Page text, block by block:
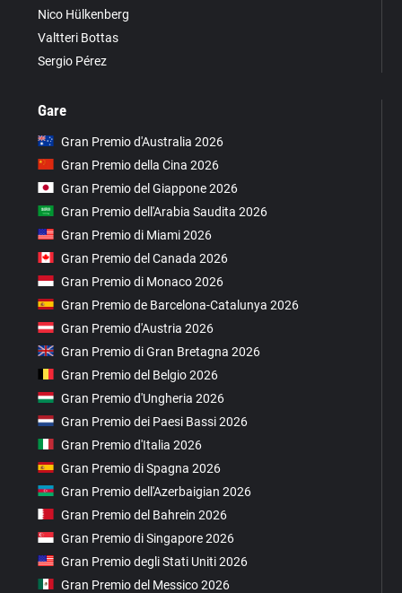
Nico Hülkenberg
Valtteri Bottas
Sergio Pérez
Gare
Gran Premio d'Australia 2026
Gran Premio della Cina 2026
Gran Premio del Giappone 2026
Gran Premio dell'Arabia Saudita 2026
Gran Premio di Miami 2026
Gran Premio del Canada 2026
Gran Premio di Monaco 2026
Gran Premio de Barcelona-Catalunya 2026
Gran Premio d'Austria 2026
Gran Premio di Gran Bretagna 2026
Gran Premio del Belgio 2026
Gran Premio d'Ungheria 2026
Gran Premio dei Paesi Bassi 2026
Gran Premio d'Italia 2026
Gran Premio di Spagna 2026
Gran Premio dell'Azerbaigian 2026
Gran Premio del Bahrein 2026
Gran Premio di Singapore 2026
Gran Premio degli Stati Uniti 2026
Gran Premio del Messico 2026